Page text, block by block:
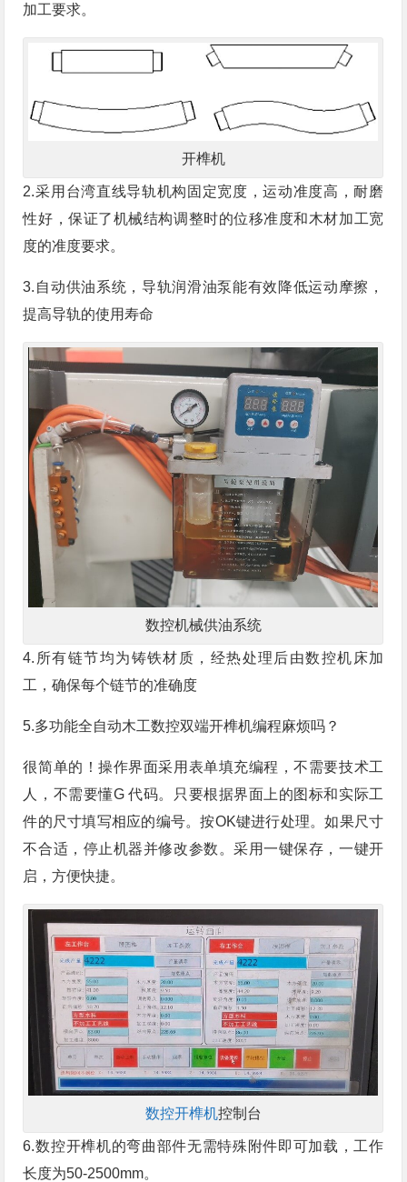
加工要求。
开榫机
2.采用台湾直线导轨机构固定宽度，运动准度高，耐磨
性好，保证了机械结构调整时的位移准度和木材加工宽
度的准度要求。
3.自动供油系统，导轨润滑油泵能有效降低运动摩擦，
提高导轨的使用寿命
数控机械供油系统
4.所有链节均为铸铁材质，经热处理后由数控机床加
工，确保每个链节的准确度
5.多功能全自动木工数控双端开榫机编程麻烦吗？
很简单的！操作界面采用表单填充编程，不需要技术工
人，不需要懂G 代码。只要根据界面上的图标和实际工
件的尺寸填写相应的编号。按OK键进行处理。如果尺寸
不合适，停止机器并修改参数。采用一键保存，一键开
启，方便快捷。
数控开榫机控制台
6.数控开榫机的弯曲部件无需特殊附件即可加载，工作
长度为50-2500mm。